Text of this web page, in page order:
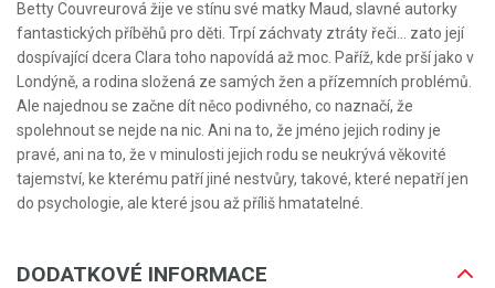
Betty Couvreurová žije ve stínu své matky Maud, slavné autorky
fantastických příběhů pro děti. Trpí záchvaty ztráty řeči… zato její
dospívající dcera Clara toho napovídá až moc. Paříž, kde prší jako v
Londýně, a rodina složená ze samých žen a přízemních problémů.
Ale najednou se začne dít něco podivného, co naznačí, že
spolehnout se nejde na nic. Ani na to, že jméno jejich rodiny je
pravé, ani na to, že v minulosti jejich rodu se neukrývá věkovité
tajemství, ke kterému patří jiné nestvůry, takové, které nepatří jen
do psychologie, ale které jsou až příliš hmatatelné.
DODATKOVÉ INFORMACE